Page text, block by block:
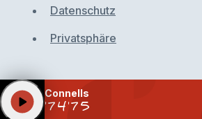
Datenschutz
Privatsphäre
Connells
'74'75
play_arrow